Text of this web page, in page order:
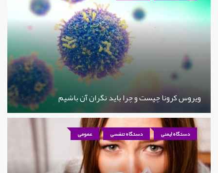
ویروس کرونا چیست و چرا باید نگران آن باشیم
دستگاه ایمنی دستگاه تنفسی عمومی